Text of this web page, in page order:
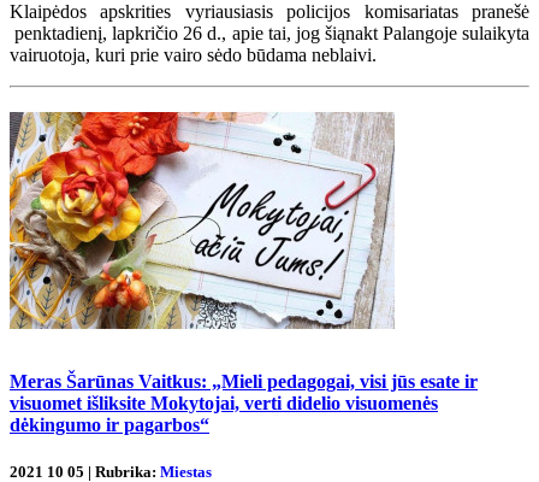
Klaipėdos apskrities vyriausiasis policijos komisariatas pranešė
penktadienį, lapkričio 26 d., apie tai, jog šiąnakt Palangoje sulaikyta
vairuotoja, kuri prie vairo sėdo būdama neblaivi.
Meras Šarūnas Vaitkus: „Mieli pedagogai, visi jūs esate ir
visuomet išliksite Mokytojai, verti didelio visuomenės
dėkingumo ir pagarbos“
2021 10 05 | Rubrika: Miestas